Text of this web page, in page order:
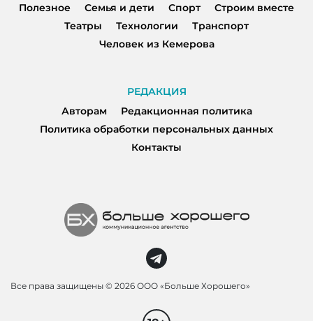
Полезное
Семья и дети Спорт
Строим вместе
Театры
Технологии
Транспорт
Человек из Кемерова
РЕДАКЦИЯ
Авторам
Редакционная политика
Политика обработки персональных данных
Контакты
Все права защищены © 2026 ООО «Больше Хорошего»